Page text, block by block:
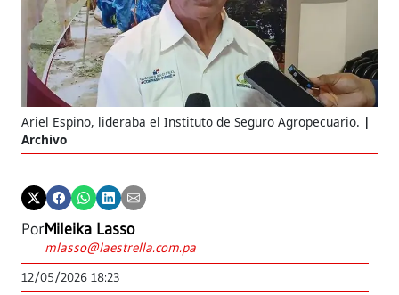
Ariel Espino, lideraba el Instituto de Seguro Agropecuario.
Archivo
PorMileika Lasso
mlasso@laestrella.com.pa
12/05/2026 18:23